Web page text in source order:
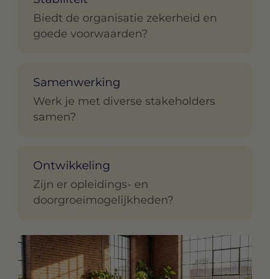
Biedt de organisatie zekerheid en
goede voorwaarden?
Samenwerking
Werk je met diverse stakeholders
samen?
Ontwikkeling
Zijn er opleidings- en
doorgroeimogelijkheden?